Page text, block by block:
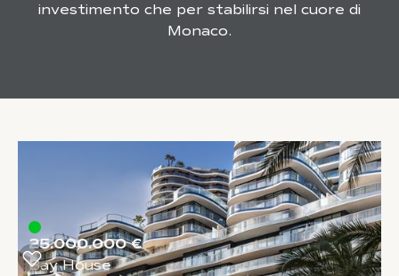
investimento che per stabilirsi nel cuore di
Monaco.
25.000.000 €
Bay House